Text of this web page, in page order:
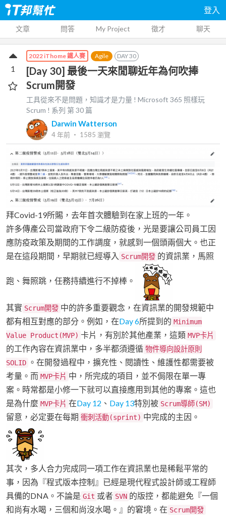
登入
文章 問答 My Project 徵才 聊天
2022 iThome 鐵人賽 Agile DAY30
[Day 30] 最後一天來閒聊近年為何吹捧
Scrum開發
工具從來不是問題，知識才是力量 ! Microsoft 365 照樣玩
Scrum ! 系列 第30 篇
Darwin Watterson
4 年前 ‧ 1585 瀏覽
1
拜Covid-19所賜，去年首次體驗到在家上班的一年。
許多傳產公司當政府下令二級防疫後，光是要讓公司員工因
應防疫政策及期間的工作調度，就感到一個頭兩個大。也正
是在這段期間，早期就已經導入 Scrum開發 的資訊業，馬照
跑、舞照跳，任務持續進行不掉棒。
其實 Scrum開發 中的許多重要觀念，在資訊業的開發規範中
都有相互對應的部分。例如，在Day 6所提到的 Minimum
Value Product(MVP) 卡片，有別於其他產業，這類 MVP卡片
的工作內容在資訊業中，多半都須遵循 物件導向設計原則
SOLID 。在開發過程中，擴充性、閱讀性、維護性都需要被
考量。而 MVP卡片 中，所完成的項目，並不侷限在單一專
案。時常都是小修一下就可以直接應用到其他的專案。這也
是為什麼 MVP卡片 在Day 12 、 Day 13特別被 Scrum導師(SM)
留意，必定要在每期 衝刺活動(sprint) 中完成的主因。
其次，多人合力完成同一項工作在資訊業也是稀鬆平常的
事，因為『程式版本控制』已經是現代程式設計師或工程師
具備的DNA。不論是 Git 或者 SVN 的版控，都能避免『一個
和尚有水喝，三個和尚沒水喝。』的窘境。在 Scrum開發